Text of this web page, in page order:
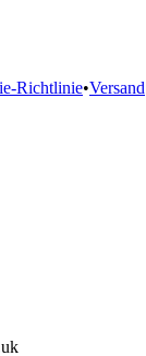
Richtlinie•Versand